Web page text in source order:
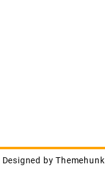
Designed by Themehunk